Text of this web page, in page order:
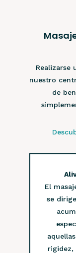
Realizarse
nuestro
de
El
se
rigidez,